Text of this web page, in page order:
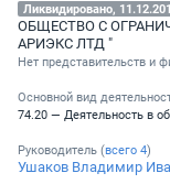
Ликвидировано,
ОБЩЕСТВО С
АРИЭКС ЛТД "
Нет представительств и
Основной вид
74.20 — Деятельность в
Руководитель (всего 4)
Ушаков Владимир